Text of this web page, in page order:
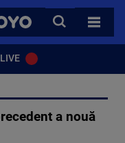
VOYO
CAUTA
TOATE
a nouă